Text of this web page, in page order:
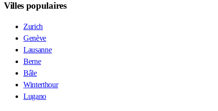
Villes populaires
Zurich
Genève
Lausanne
Berne
Bâle
Winterthour
Lugano